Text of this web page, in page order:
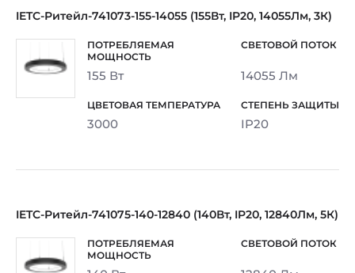
IETC-Ритейл-741073-155-14055 (155Вт, IP20, 14055Лм, 3К)
155 Вт 14055 Лм
3000 IP20
IETC-Ритейл-741075-140-12840 (140Вт, IP20, 12840Лм, 5К)